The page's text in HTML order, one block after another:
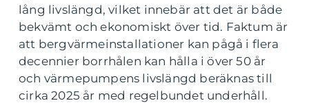
lång livslängd, vilket innebär att det är både
bekvämt och ekonomiskt över tid. Faktum är
att bergvärmeinstallationer kan pågå i flera
decennier borrhålen kan hålla i över 50 år
och värmepumpens livslängd beräknas till
cirka 2025 år med regelbundet underhåll.